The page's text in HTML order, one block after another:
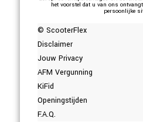
het voorstel dat u van ons
persoonlijke
© ScooterFlex
Disclaimer
Jouw Privacy
AFM Vergunning
KiFid
Openingstijden
F.A.Q.